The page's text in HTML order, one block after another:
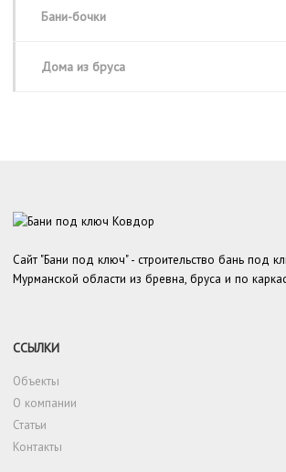
Бани-бочки
Дома из бруса
Сайт "Бани под ключ" - строительство бань под
Мурманской области из бревна, бруса и по
ССЫЛКИ
Объекты
О компании
Статьи
Контакты